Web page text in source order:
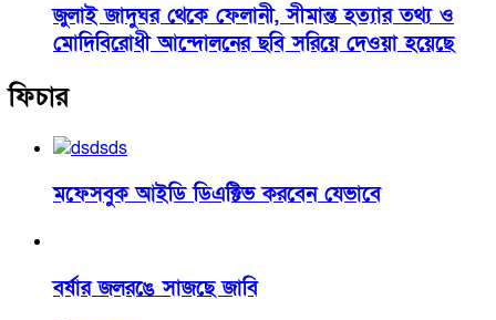
জুলাই জাদুঘর থেকে ফেলানী, সীমান্ত হত্যার তথ্য ও
মোদিবিরোধী আন্দোলনের ছবি সরিয়ে দেওয়া হয়েছে
ফিচার
মফেসবুক আইডি ডিএক্টিভ করবেন যেভাবে
বর্ষার জলরঙে সাজছে জাবি